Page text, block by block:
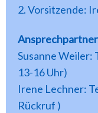
2. Vorsitzende:
Susanne Weiler:
13-16 Uhr)
Irene Lechner:
Rückruf )